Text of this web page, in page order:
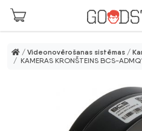
Skip to main content
/ Videonovērošanas sistēmas /
/ KAMERAS KRONŠTEINS BCS-